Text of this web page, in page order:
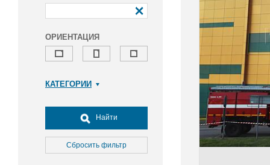
ОРИЕНТАЦИЯ
КАТЕГОРИИ
Досуг, туризм и отдых
Культура
Медицина
Найти
Сбросить фильтр